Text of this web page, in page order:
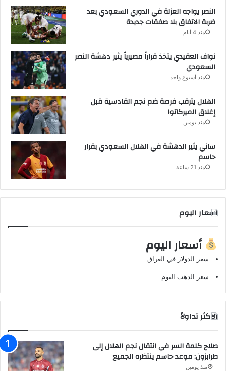
النصر يواجه العزلة في الدوري السعودي بعد
ضربة الاتفاق بلا صفقات جديدة
منذ 4 أيام
نواف العقيدي يتخذ قراراً مصيرياً يثير دهشة النصر
السعودي
منذ أسبوع واحد
الهلال يترقب فرصة ضم نجم القادسية قبل
إغلاق الميركاتو!
منذ يومين
ساني يثير الدهشة في الهلال السعودي بقرار
حاسم
منذ 21 ساعة
اسعار اليوم
أسعار اليوم
سعر الدولار في العراق
سعر الذهب اليوم
الاكثر تداولاً
صلاح كلمة السر في انتقال نجم الهلال إلى
طرابزون: موعد حاسم ينتظره الجميع
منذ يومين